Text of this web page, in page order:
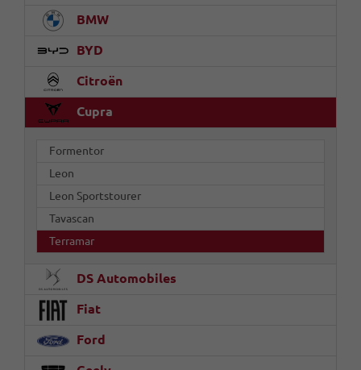
BMW
BYD
Citroën
Cupra
Formentor
Leon
Leon Sportstourer
Tavascan
Terramar
DS Automobiles
Fiat
Ford